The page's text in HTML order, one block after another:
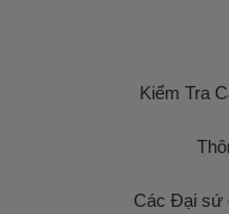
Kiểm Tra
Các Đại sứ